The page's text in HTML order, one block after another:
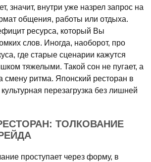
значит, внутри уже назрел запрос на
общения, работы или отдыха.
ресурса, который Вы
слов. Иногда, наоборот, про
где старые сценарии кажутся
тяжелыми. Такой сон не пугает, а
смену ритма. Японский ресторан в
перезагрузка без лишней
ТОЛКОВАНИЕ
проступает через форму, в